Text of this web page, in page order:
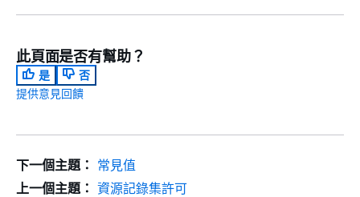
此頁面是否有幫助？
是
否
提供意見回饋
下一個主題： 常見值
上一個主題： 資源記錄集許可